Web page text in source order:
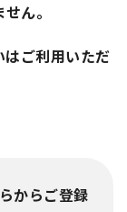
ん。
ご利用いただ
からご登録